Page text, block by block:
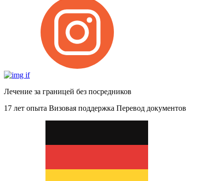
Лечение за границей без посредников
17 лет опыта Визовая поддержка Перевод документов